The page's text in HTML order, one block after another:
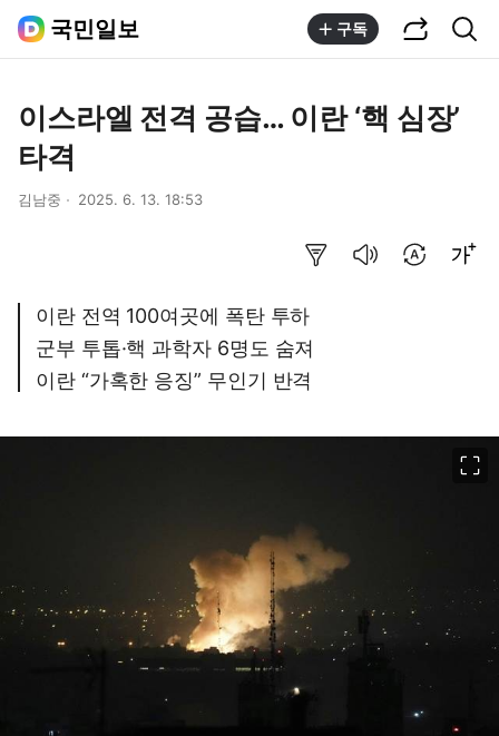
국민일보 구독
이스라엘 전격 공습… 이란 ‘핵 심장’
타격
김남중 2025. 6. 13. 18:53
이란 전역 100여곳에 폭탄 투하
군부 투톱·핵 과학자 6명도 숨져
이란 “가혹한 응징” 무인기 반격